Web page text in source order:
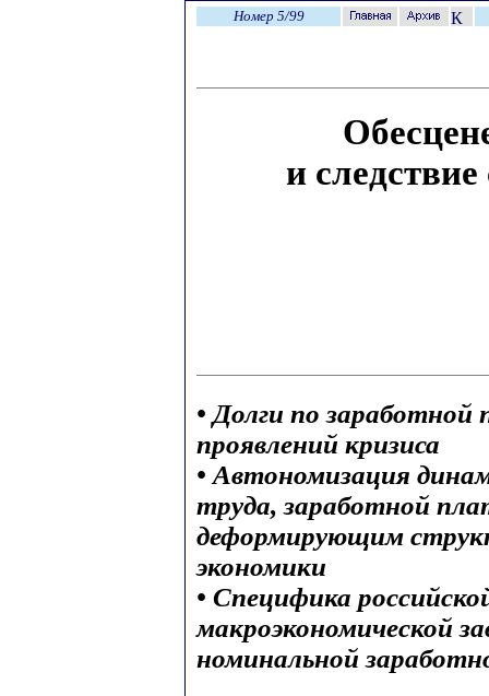
Номер 5/99
и
• Долги по
проявлений кризиса
• Автономизация
труда, заработной
деформирующим
экономики
• Специфика
макроэкономической
номинальной